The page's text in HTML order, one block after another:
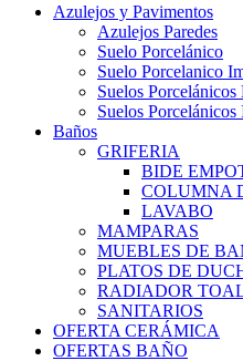
Azulejos y Pavimentos
Azulejos Paredes
Suelo Porcelánico
Suelo Porcelanico
Suelos
Suelos Porcelánicos
Baños
GRIFERIA
BIDE
COLUMNA
LAVABO
MAMPARAS
MUEBLES DE
PLATOS DE
RADIADOR
SANITARIOS
OFERTA CERÁMICA
OFERTAS BAÑO